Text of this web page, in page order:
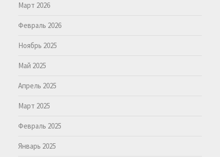
Март 2026
Февраль 2026
Ноябрь 2025
Май 2025
Апрель 2025
Март 2025
Февраль 2025
Январь 2025